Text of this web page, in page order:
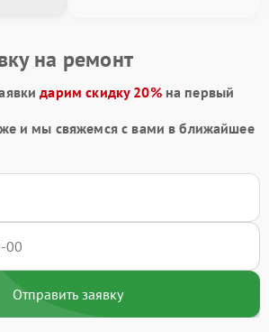
на ремонт
дарим скидку 20%на первый
и мы свяжемся с вами в ближайшее
Отправить заявку